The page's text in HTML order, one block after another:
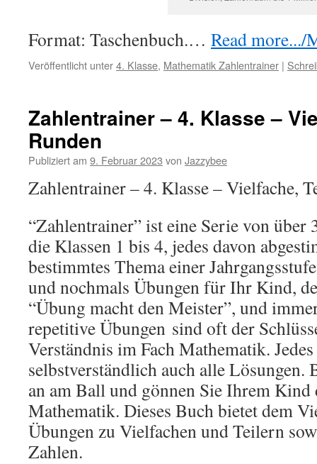
Format: Taschenbuch.… Read more.../
Veröffentlicht unter4. Klasse, Mathematik Zahlentrainer |
Zahlentrainer – 4. Klasse –
Runden
Publiziert am 9. Februar 2023 von Jazzybee
Zahlentrainer – 4. Klasse – Vielfache,
“Zahlentrainer” ist eine Serie von
die Klassen 1 bis 4, jedes davon
bestimmtes Thema einer
und nochmals Übungen für Ihr Kind,
“Übung macht den Meister”, und
repetitive Übungen sind oft der
Verständnis im Fach Mathematik.
selbstverständlich auch alle Lösungen.
an am Ball und gönnen Sie Ihrem
Mathematik. Dieses Buch bietet dem
Übungen zu Vielfachen und Teilern
Zahlen.